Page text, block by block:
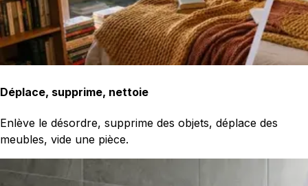
Déplace, supprime, nettoie
Enlève le désordre, supprime des objets, déplace des
meubles, vide une pièce.